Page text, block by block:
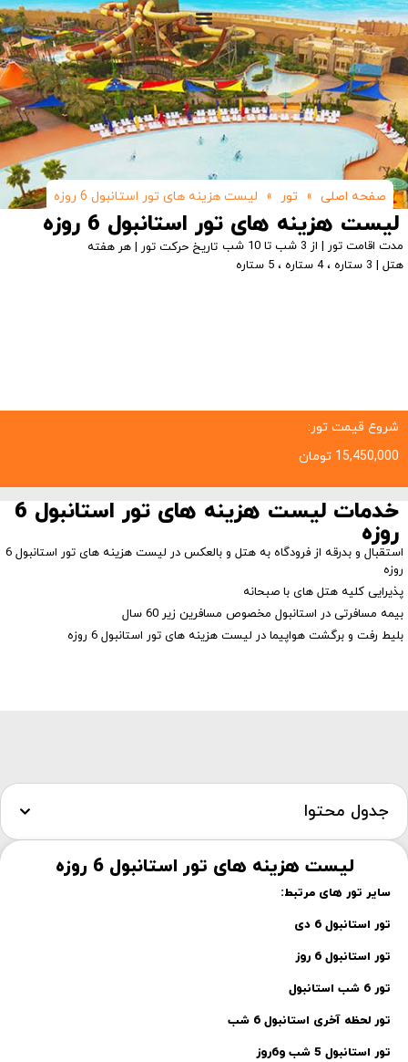
صفحه اصلی » تور » لیست هزینه های تور استانبول 6 روزه
لیست هزینه های تور استانبول 6 روزه
مدت اقامت تور | از 3 شب تا 10 شب
تاریخ حرکت تور | هر هفته
هتل | 3 ستاره ، 4 ستاره ، 5 ستاره
شروع قیمت تور:
15,450,000 تومان
خدمات لیست هزینه های تور استانبول 6
روزه
استقبال و بدرقه از فرودگاه به هتل و بالعکس در لیست هزینه های تور استانبول 6
روزه
پذیرایی کلیه هتل های با صبحانه
بیمه مسافرتی در استانبول مخصوص مسافرین زیر 60 سال
بلیط رفت و برگشت هواپیما در لیست هزینه های تور استانبول 6 روزه
جدول محتوا
لیست هزینه های تور استانبول 6 روزه
سایر تور های مرتبط:
تور استانبول 6 دی
تور استانبول 6 روز
تور 6 شب استانبول
تور لحظه آخری استانبول 6 شب
تور استانبول 5 شب و6روز